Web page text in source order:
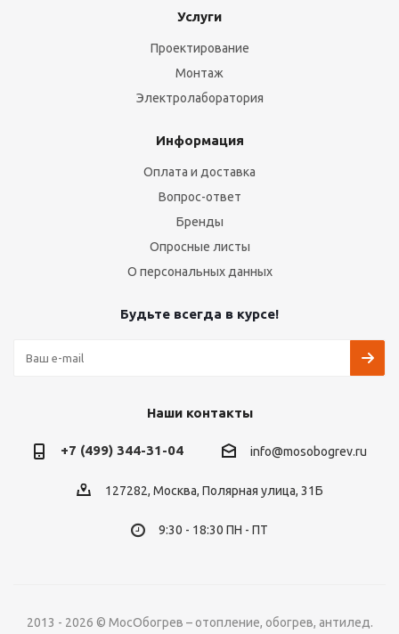
Услуги
Проектирование
Монтаж
Электролаборатория
Информация
Оплата и доставка
Вопрос-ответ
Бренды
Опросные листы
О персональных данных
Будьте всегда в курсе!
Наши контакты
+7 (499) 344-31-04 info@mosobogrev.ru
127282, Москва, Полярная улица, 31Б
9:30 - 18:30 ПН - ПТ
2013 - 2026 © МосОбогрев – отопление, обогрев, антилед.